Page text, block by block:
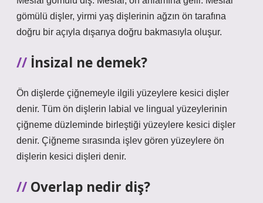
gömülü dişler, yirmi yaş dişlerinin ağzın ön tarafına
doğru bir açıyla dışarıya doğru bakmasıyla oluşur.
İnsizal ne demek?
Ön dişlerde çiğnemeyle ilgili yüzeylere kesici dişler
denir. Tüm ön dişlerin labial ve lingual yüzeylerinin
çiğneme düzleminde birleştiği yüzeylere kesici dişler
denir. Çiğneme sırasında işlev gören yüzeylere ön
dişlerin kesici dişleri denir.
Overlap nedir diş?